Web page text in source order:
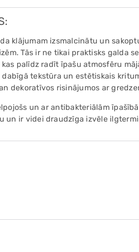
klājumam izsmalcinātu un
Tās ir ne tikai praktisks galda
palīdz radīt īpašu atmosfēru
tekstūra un estētiskais
dekoratīvos risinājumos ar
un ar antibakteriālām
un ir videi draudzīga izvēle